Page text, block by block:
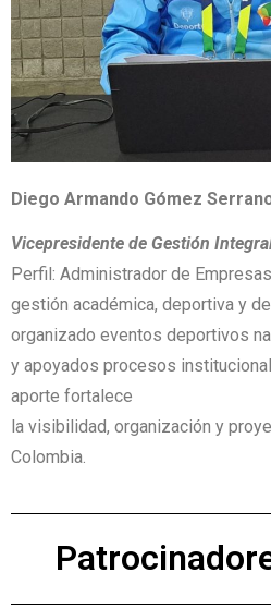
Diego Armando Gómez
Vicepresidente de Gestión
Perfil: Administrador de
gestión académica, deportiva y
organizado eventos deportivos
y apoyados procesos
aporte fortalece
la visibilidad, organización y
Colombia.